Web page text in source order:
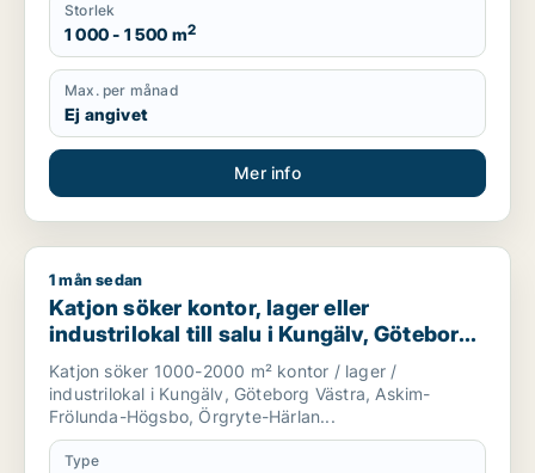
Storlek
1 000 - 1 500 m2
Max. per månad
Ej angivet
Mer info
Katjon söker kontor, lager eller industrilokal till salu i
1 mån sedan
Katjon söker kontor, lager eller
industrilokal till salu i Kungälv, Göteborg
Västra eller Askim-Frölunda-Högsbo m.fl.
Katjon söker 1000-2000 m² kontor / lager /
industrilokal i Kungälv, Göteborg Västra, Askim-
Frölunda-Högsbo, Örgryte-Härlan...
Type